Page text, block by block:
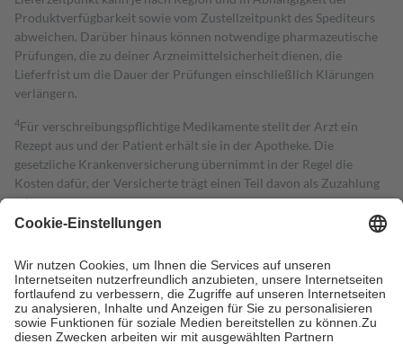
Produktverfügbarkeit sowie vom Zustellzeitpunkt des Spediteurs
abweichen. Darüber hinaus können notwendige pharmazeutische
Prüfungen, die zu deiner Arzneimittelsicherheit dienen, die
Lieferfrist um die Dauer der Prüfungen einschließlich Klärungen
verlängern.
4Für verschreibungspflichtige Medikamente stellt der Arzt ein
Rezept aus und der Patient erhält sie in der Apotheke. Die
gesetzliche Krankenversicherung übernimmt in der Regel die
Kosten dafür, der Versicherte trägt einen Teil davon als Zuzahlung
mit.
Grundsätzlich leisten Mitglieder Zuzahlungen in Höhe von zehn
höchstens zehn Euro.
Es sind jedoch nie mehr als die tatsächlichen
Kosten der Leistung zu entrichten.
Diese Regeln gelten grundsätzlich auch für Online-Apotheken.
Bei Heilmitteln und häuslicher Krankenpflege beträgt die
Zuzahlung zehn Prozent der Kosten sowie zehn Euro je